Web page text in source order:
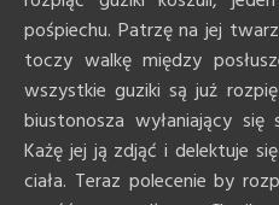
pośpiechu. Patrzę na jej
toczy walkę między
wszystkie guziki są już
biustonosza wyłaniający się
Każę jej ją zdjąć i delektuje
ciała. Teraz polecenie by